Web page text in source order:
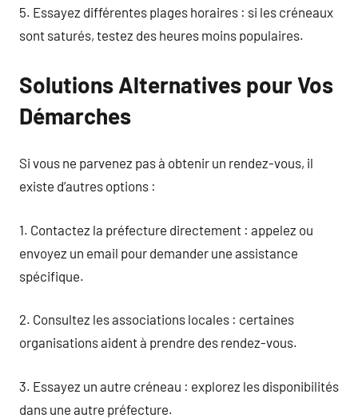
5. Essayez différentes plages horaires : si les créneaux
sont saturés, testez des heures moins populaires.
Solutions Alternatives pour Vos
Démarches
Si vous ne parvenez pas à obtenir un rendez-vous, il
existe d’autres options :
1. Contactez la préfecture directement : appelez ou
envoyez un email pour demander une assistance
spécifique.
2. Consultez les associations locales : certaines
organisations aident à prendre des rendez-vous.
3. Essayez un autre créneau : explorez les disponibilités
dans une autre préfecture.